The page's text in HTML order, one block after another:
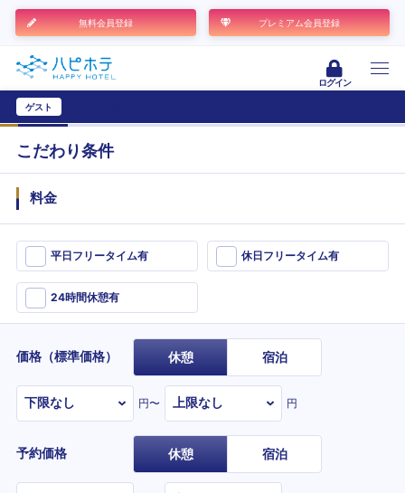
無料会員登録 プレミアム会員登録
ログイン
ゲスト
こだわり条件
料金
平日フリータイム有 休日フリータイム有
24時間休憩有
価格（標準価格） 休憩 宿泊
円〜 円
予約価格 休憩 宿泊